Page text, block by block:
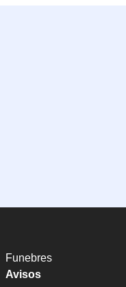
Funebres
Avisos